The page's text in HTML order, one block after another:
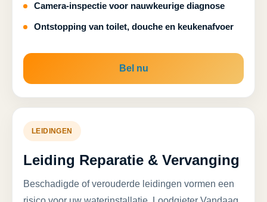
Camera-inspectie voor nauwkeurige diagnose
Ontstopping van toilet, douche en keukenafvoer
Bel nu
LEIDINGEN
Leiding Reparatie & Vervanging
Beschadigde of verouderde leidingen vormen een